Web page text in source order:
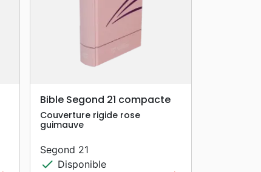
search APERÇU RAPIDE
Bible Segond 21 compacte
Couverture rigide rose
guimauve
Segond 21
check Disponible